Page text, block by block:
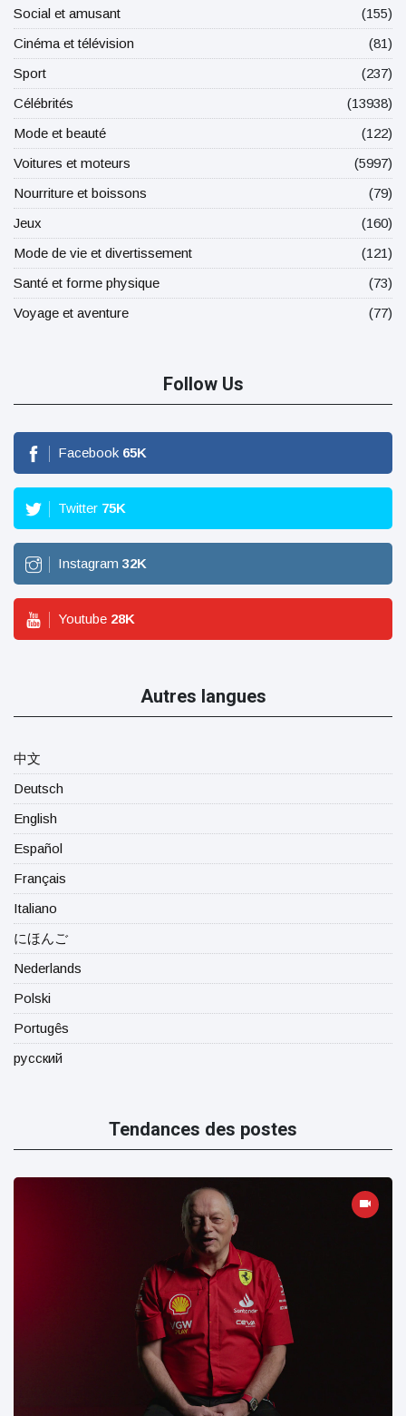
Social et amusant
(155)
Cinéma et télévision
(81)
Sport
(237)
Célébrités
(13938)
Mode et beauté
(122)
Voitures et moteurs
(5997)
Nourriture et boissons
(79)
Jeux
(160)
Mode de vie et divertissement
(121)
Santé et forme physique
(73)
Voyage et aventure
(77)
Follow Us
Facebook 65K
Twitter 75K
Instagram 32K
Youtube 28K
Autres langues
中文
Deutsch
English
Español
Français
Italiano
にほんご
Nederlands
Polski
Portugês
русский
Tendances des postes